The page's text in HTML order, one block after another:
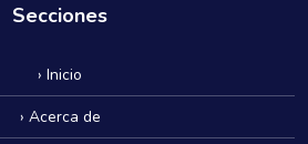
Secciones
› Inicio
› Acerca de